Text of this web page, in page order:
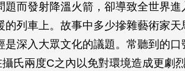
而發射降溫火箭，卻導致全世界進
列車上。故事中多少摻雜藝術家天
是深入大眾文化的議題。常聽到的口
氏兩度C之內以免對環境造成更劇烈